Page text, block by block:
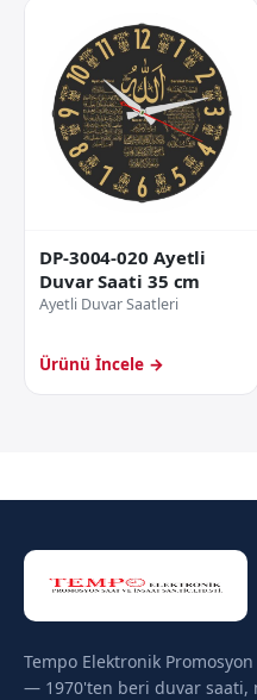
DP-3004-020 Ayetli
Duvar Saati 35 cm
Ayetli Duvar Saatleri
Ürünü İncele →
Tempo Elektronik
— 1970'ten beri duvar saati,